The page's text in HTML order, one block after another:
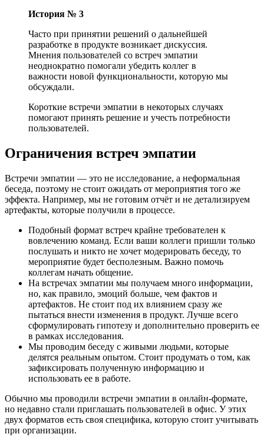
История № 3
Часто при принятии решений о дальнейшей
разработке в продукте возникает дискуссия.
Мнения пользователей со встреч эмпатии
неоднократно помогали убедить коллег в
важности новой функциональности, которую мы
обсуждали.
Короткие встречи эмпатии в некоторых случаях
помогают принять решение и учесть потребности
пользователей.
Ограничения встреч эмпатии
Встречи эмпатии — это не исследование, а неформальная
беседа, поэтому не стоит ожидать от мероприятия того же
эффекта. Например, мы не готовим отчёт и не детализируем
артефакты, которые получили в процессе.
Подобный формат встреч крайне требователен к
вовлечению команд. Если ваши коллеги пришли только
послушать и никто не хочет модерировать беседу, то
мероприятие будет бесполезным. Важно помочь
коллегам начать общение.
На встречах эмпатии мы получаем много информации,
но, как правило, эмоций больше, чем фактов и
артефактов. Не стоит под их влиянием сразу же
пытаться внести изменения в продукт. Лучше всего
сформулировать гипотезу и дополнительно проверить ее
в рамках исследования.
Мы проводим беседу с живыми людьми, которые
делятся реальным опытом. Стоит продумать о том, как
зафиксировать полученную информацию и
использовать ее в работе.
Обычно мы проводили встречи эмпатии в онлайн-формате,
но недавно стали приглашать пользователей в офис. У этих
двух форматов есть своя специфика, которую стоит учитывать
при организации.